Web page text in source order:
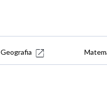
Geografia